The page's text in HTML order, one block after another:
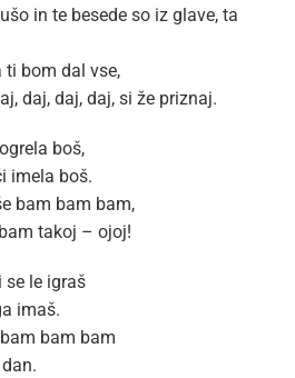
in te besede so iz glave, ta
ti bom dal vse,
daj, daj, daj, si že priznaj.
boš,
imela boš.
bam bam bam,
takoj – ojoj!
se le igraš
imaš.
bam bam